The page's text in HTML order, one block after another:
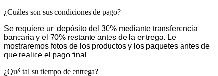
¿Cuáles son sus condiciones de pago?
Se requiere un depósito del 30% mediante transferencia
bancaria y el 70% restante antes de la entrega. Le
mostraremos fotos de los productos y los paquetes antes de
que realice el pago final.
¿Qué tal su tiempo de entrega?